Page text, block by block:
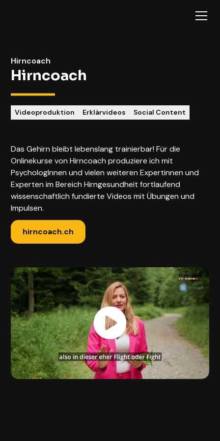
Hirncoach
Hirncoach
Videoproduktion Erklärvideos Social Content
Das Gehirn bleibt lebenslang trainierbar! Für die
Onlinekurse von Hirncoach produziere ich mit
PsychologInnen und vielen weiteren Expertinnen und
Experten im Bereich Hirngesundheit fortlaufend
wissenschaftlich fundierte Videos mit Übungen und
Impulsen.
hirncoach.ch